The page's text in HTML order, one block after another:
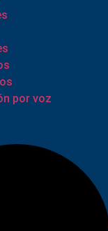
por voz